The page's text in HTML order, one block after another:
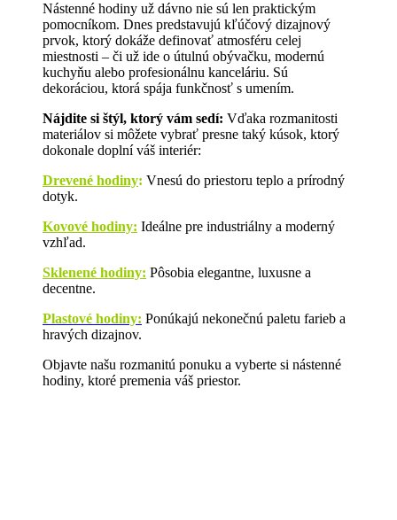
Nástenné hodiny už dávno nie sú len praktickým
pomocníkom. Dnes predstavujú kľúčový dizajnový
prvok, ktorý dokáže definovať atmosféru celej
miestnosti – či už ide o útulnú obývačku, modernú
kuchyňu alebo profesionálnu kanceláriu. Sú
dekoráciou, ktorá spája funkčnosť s umením.
Nájdite si štýl, ktorý vám sedí: Vďaka rozmanitosti
materiálov si môžete vybrať presne taký kúsok, ktorý
dokonale doplní váš interiér:
Drevené hodiny: Vnesú do priestoru teplo a prírodný
dotyk.
Kovové hodiny: Ideálne pre industriálny a moderný
vzhľad.
Sklenené hodiny: Pôsobia elegantne, luxusne a
decentne.
Plastové hodiny: Ponúkajú nekonečnú paletu farieb a
hravých dizajnov.
Objavte našu rozmanitú ponuku a vyberte si nástenné
hodiny, ktoré premenia váš priestor.